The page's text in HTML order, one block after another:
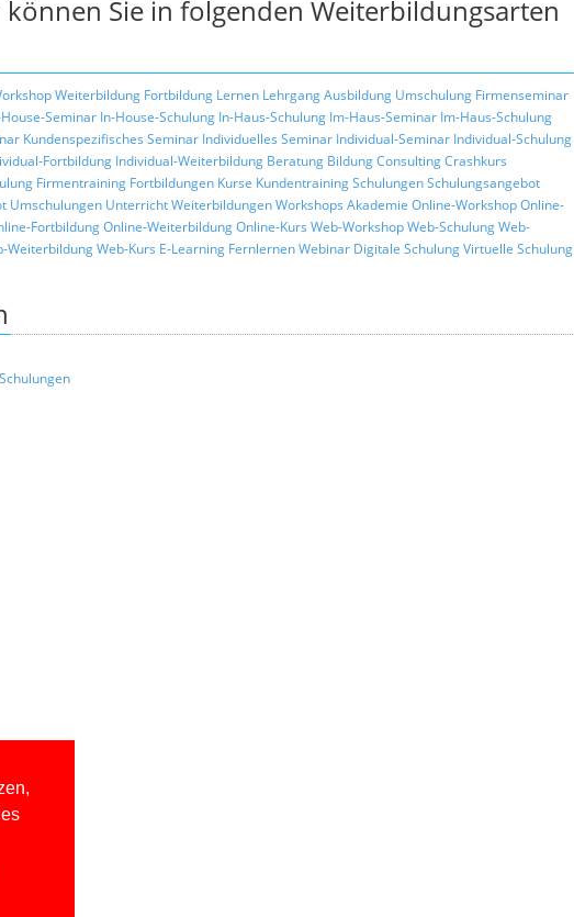
Sie in folgenden Weiterbildungsarten
Weiterbildung Fortbildung Lernen LehrgangAusbildung Umschulung Firmenseminar
Seminar In-House-Schulung In-Haus-Schulung Im-Haus-Seminar Im-Haus-Schulung
Kundenspezifisches Seminar Individuelles Seminar Individual-Seminar Individual-Schulung
Fortbildung Individual-Weiterbildung Beratung BildungConsultingCrashkurs
Firmentraining Fortbildungen Kurse KundentrainingSchulungenSchulungsangebot
Umschulungen UnterrichtWeiterbildungenWorkshops Akademie Online-WorkshopOnline-
FortbildungOnline-WeiterbildungOnline-Kurs Web-WorkshopWeb-SchulungWeb-
WeiterbildungWeb-Kurs E-Learning FernlernenWebinar Digitale SchulungVirtuelle Schulung